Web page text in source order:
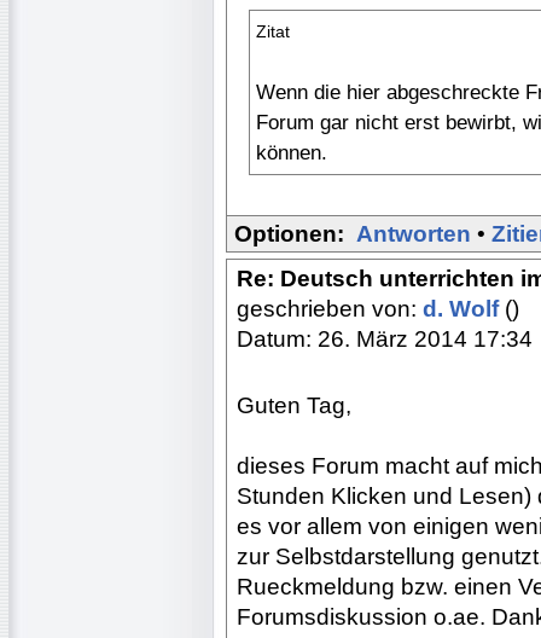
Zitat
Wenn die hier abgeschreckte
Forum gar nicht erst bewirbt,
können.
Optionen: Antworten •
Re: Deutsch unterrichten
geschrieben von: d. Wolf ()
Datum: 26. März 2014 17:34
Guten Tag,
dieses Forum macht auf
Stunden Klicken und
es vor allem von einigen
zur Selbstdarstellung
Rueckmeldung bzw. einen
Forumsdiskussion o.ae.